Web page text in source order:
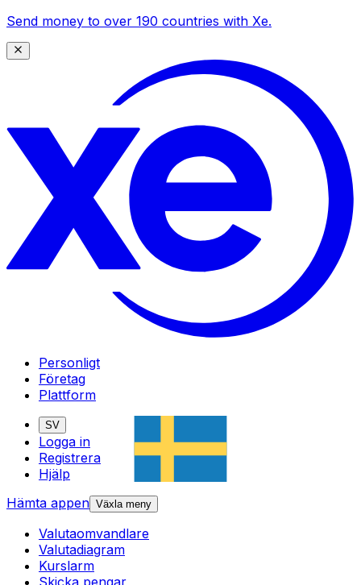
Send money to over 190 countries with Xe.
Personligt
Företag
Plattform
SV
Logga in
Registrera
Hjälp
Hämta appen Växla meny
Valutaomvandlare
Valutadiagram
Kurslarm